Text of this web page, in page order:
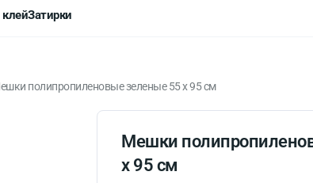
Затирки
полипропиленовые зеленые 55 x 95 см
Мешки
x 95 см